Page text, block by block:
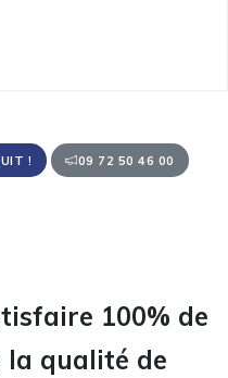
! 09 72 50 46 00
100% de
la qualité de